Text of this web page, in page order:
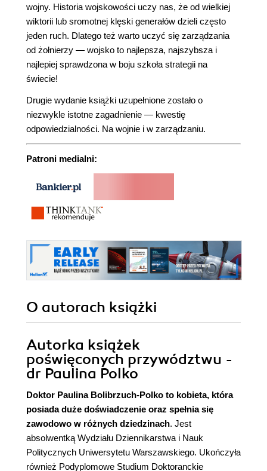
wojny. Historia wojskowości uczy nas, że od wielkiej
wiktorii lub sromotnej klęski generałów dzieli często
jeden ruch. Dlatego też warto uczyć się zarządzania
od żołnierzy — wojsko to najlepsza, najszybsza i
najlepiej sprawdzona w boju szkoła strategii na
świecie!
Drugie wydanie książki uzupełnione zostało o
niezwykle istotne zagadnienie — kwestię
odpowiedzialności. Na wojnie i w zarządzaniu.
Patroni medialni:
O autorach książki
Autorka książek
poświęconych przywództwu -
dr Paulina Polko
Doktor Paulina Bolibrzuch-Polko to kobieta, która
posiada duże doświadczenie oraz spełnia się
zawodowo w różnych dziedzinach. Jest
absolwentką Wydziału Dziennikarstwa i Nauk
Politycznych Uniwersytetu Warszawskiego. Ukończyła
również Podyplomowe Studium Doktoranckie